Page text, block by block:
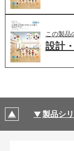
この製品
設計
製品シ